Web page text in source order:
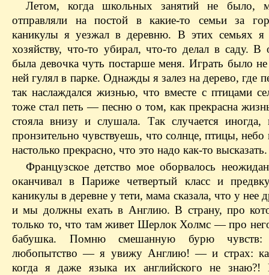
Летом, когда школьных занятий не было,
отправляли на постой в какие-то семьи за
каникулы я уезжал в деревню. В этих семьях я
хозяйству, что-то убирал, что-то делал в саду. В
была девочка чуть постарше меня. Играть было
ней гулял в парке. Однажды я залез на дерево, где
так наслаждался жизнью, что вместе с птицами
тоже стал петь — песню о том, как прекрасна
стояла внизу и слушала. Так случается иногда,
пронзительно чувствуешь, что солнце, птицы, небо
настолько прекрасно, что это надо как-то высказать.
Французское детство мое оборвалось
оканчивал в Париже четвертый класс и
каникулы в деревне у тети, мама сказала, что у нее
и мы должны ехать в Англию. В страну, про
только то, что там живет Шерлок Холмс — про
бабушка. Помню смешанную бурю чувств:
любопытство — я увижу Англию! — и страх:
когда я даже языка их английского не